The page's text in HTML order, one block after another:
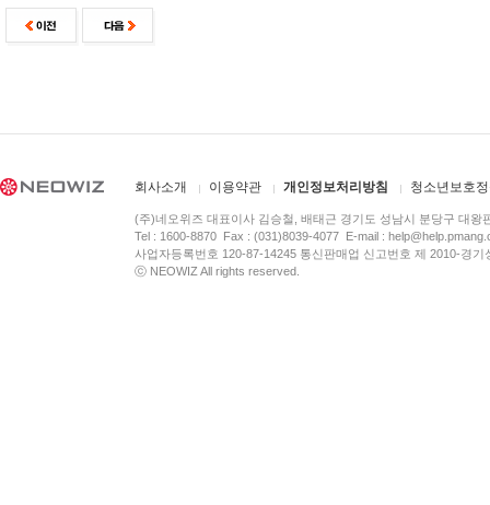
회사소개 이용약관 개인정보처리방침 청소년보호
(주)네오위즈 대표이사 김승철, 배태근 경기도 성남시 분당구 대왕
Tel : 1600-8870 Fax : (031)8039-4077 E-mail :
사업자등록번호 120-87-14245 통신판매업 신고번호 제 2010-경
ⓒ NEOWIZ All rights reserved.